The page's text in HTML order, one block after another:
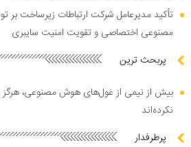
تأکید مدیرعامل شرکت ارتباطات زیرساخت بر
مصنوعی اختصاصی و تقویت امنیت سایبری
پربحث ترین
بیش از نیمی از غول‌های هوش مصنوعی، هرگز
نکرده‌اند
پرطرفدار